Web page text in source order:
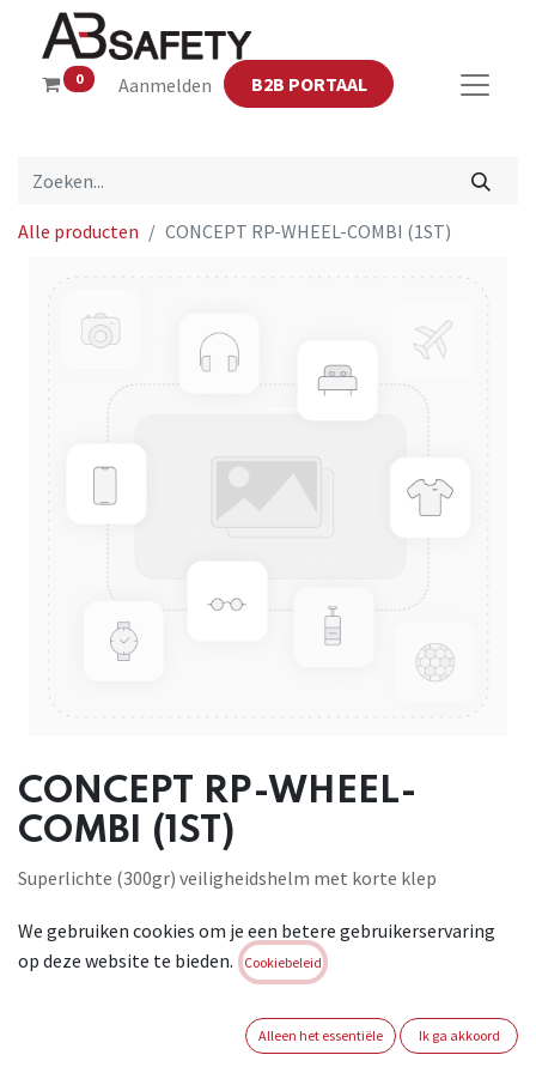
0 Aanmelden B2B PORTAAL
Alle producten CONCEPT RP-WHEEL-COMBI (1ST)
CONCEPT RP-WHEEL-
COMBI (1ST)
Superlichte (300gr) veiligheidshelm met korte klep
binnenwerk (52-63cm) en vabon zweetband. De instelling
gebeurt snel en handig d.m.v handige draaiknop. Met handig
van gehoor- en gelaatsbescherming. Kleuren: wit, geel,
oranje, rood, blauw, groen, zwart, geel HiViz en oranje HiViz.
We gebruiken cookies om je een betere gebruikerservaring
op deze website te bieden.
Cookiebeleid
Alleen het essentiële Ik ga akkoord